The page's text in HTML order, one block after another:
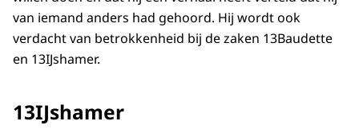
van iemand anders had gehoord. Hij wordt ook
verdacht van betrokkenheid bij de zaken 13Baudette
en 13IJshamer.
13IJshamer